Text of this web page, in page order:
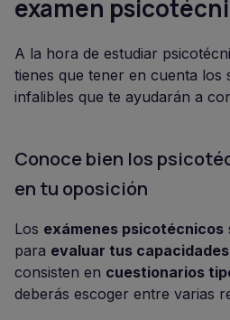
examen
A la hora de estudiar
tienes que tener en cuenta los
infalibles que te ayudarán a
Conoce bien los
en tu oposición
Los exámenes psicotécnicos
para evaluar tus
consisten en cuestionarios
deberás escoger entre varias